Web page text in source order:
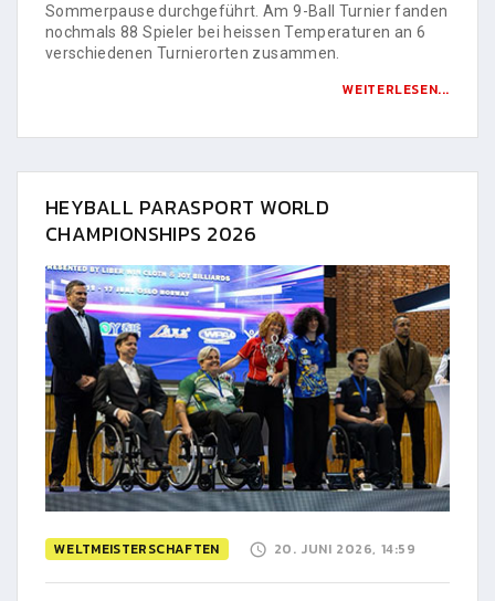
Sommerpause durchgeführt. Am 9-Ball Turnier fanden
nochmals 88 Spieler bei heissen Temperaturen an 6
verschiedenen Turnierorten zusammen.
WEITERLESEN...
HEYBALL PARASPORT WORLD
CHAMPIONSHIPS 2026
WELTMEISTERSCHAFTEN 20. JUNI 2026, 14:59